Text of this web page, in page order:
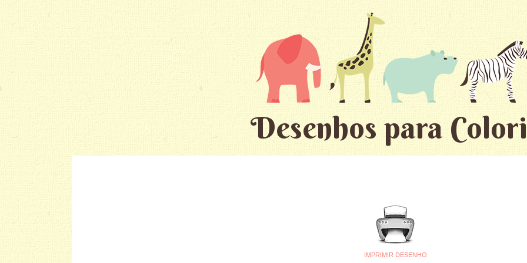
Desenhos para
IMPRIMIR DESENHO